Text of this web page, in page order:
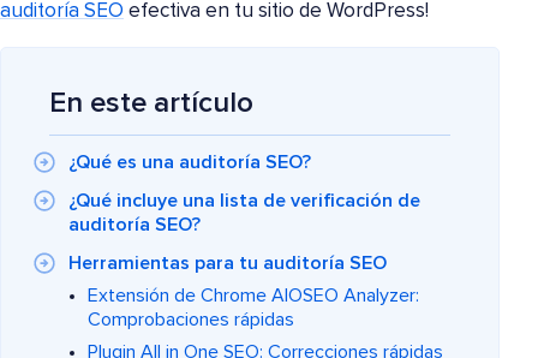
auditoría SEO efectiva en tu sitio de WordPress!
En este artículo
¿Qué es una auditoría SEO?
¿Qué incluye una lista de verificación de
auditoría SEO?
Herramientas para tu auditoría SEO
Extensión de Chrome AIOSEO Analyzer:
Comprobaciones rápidas
Plugin All in One SEO: Correcciones rápidas